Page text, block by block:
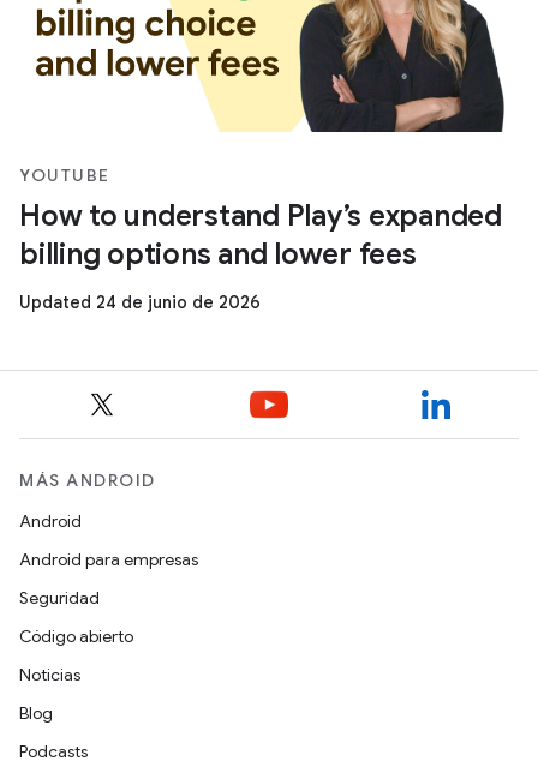
YOUTUBE
How to understand Play’s expanded
billing options and lower fees
Updated 24 de junio de 2026
MÁS ANDROID
Android
Android para empresas
Seguridad
Código abierto
Noticias
Blog
Podcasts